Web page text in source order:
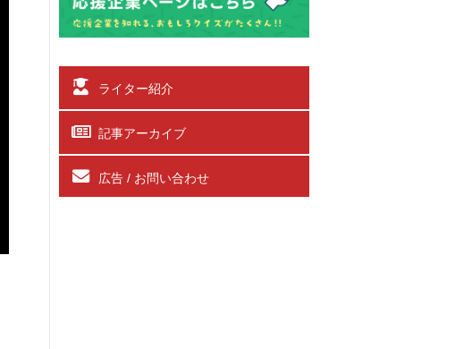
ライター紹介
記事アーカイブ
広告 / お問い合わせ